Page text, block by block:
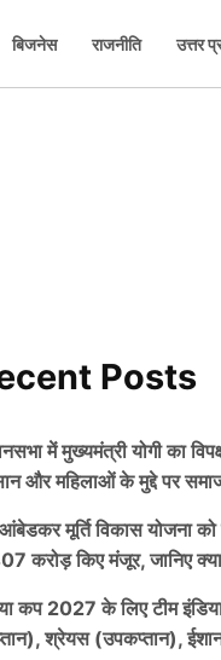
बिजनेस राजनीति उत्तर
Posts
में मुख्यमंत्री योगी का
और महिलाओं के मुद्दे पर
मूर्ति विकास योजना को
करोड़ किए मंजूर, जानिए
कप 2027 के लिए टीम
श्रेयस (उपकप्तान),